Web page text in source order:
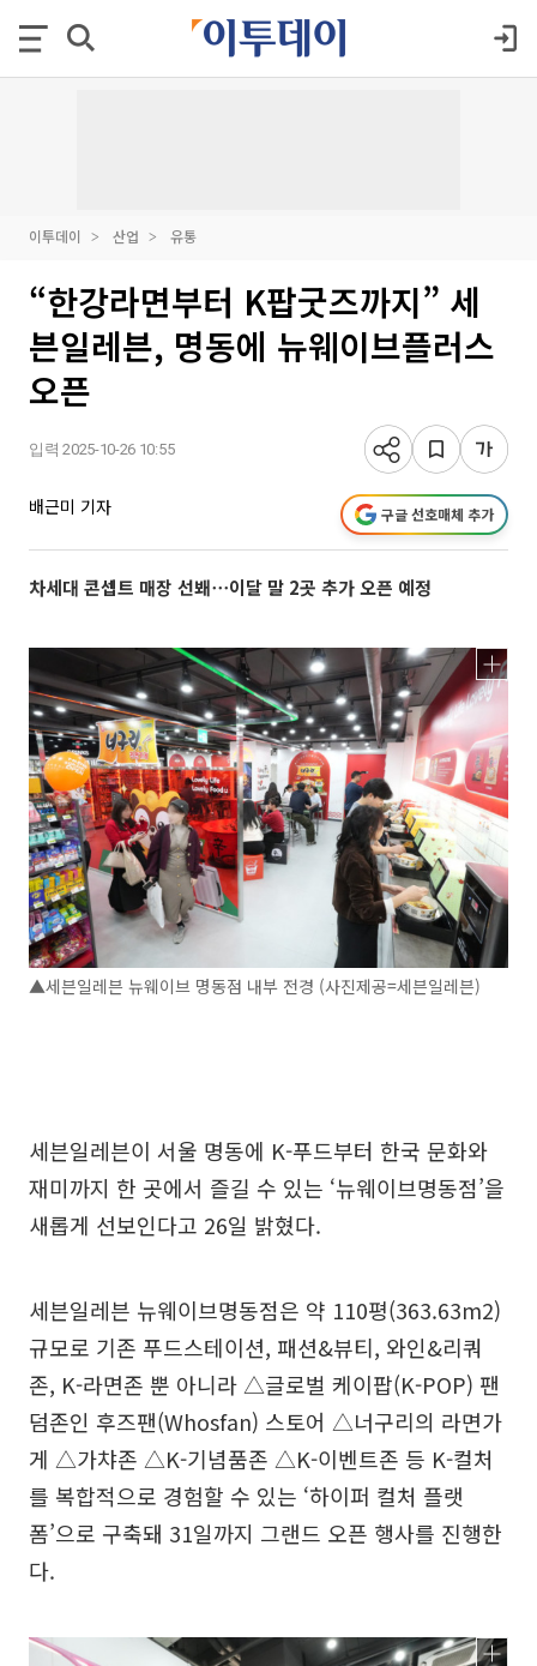
이투데이 산업 유통
“한강라면부터 K팝굿즈까지” 세
븐일레븐, 명동에 뉴웨이브플러스
오픈
입력 2025-10-26 10:55
배근미 기자 구글 선호매체 추가
차세대 콘셉트 매장 선봬⋯이달 말 2곳 추가 오픈 예정
▲세븐일레븐 뉴웨이브 명동점 내부 전경 (사진제공=세븐일레븐)
세븐일레븐이 서울 명동에 K-푸드부터 한국 문화와
재미까지 한 곳에서 즐길 수 있는 ‘뉴웨이브명동점’을
새롭게 선보인다고 26일 밝혔다.
세븐일레븐 뉴웨이브명동점은 약 110평(363.63m2)
규모로 기존 푸드스테이션, 패션&뷰티, 와인&리쿼
존, K-라면존 뿐 아니라 △글로벌 케이팝(K-POP) 팬
덤존인 후즈팬(Whosfan) 스토어 △너구리의 라면가
게 △가챠존 △K-기념품존 △K-이벤트존 등 K-컬처
를 복합적으로 경험할 수 있는 ‘하이퍼 컬처 플랫
폼’으로 구축돼 31일까지 그랜드 오픈 행사를 진행한
다.